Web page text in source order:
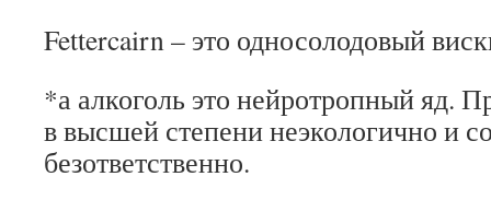
Fettercairn – это односолодовый
*а алкоголь это нейротропный яд.
в высшей степени неэкологично и
безответственно.